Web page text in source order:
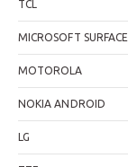
TCL
MICROSOFT SURFACE
MOTOROLA
NOKIA ANDROID
LG